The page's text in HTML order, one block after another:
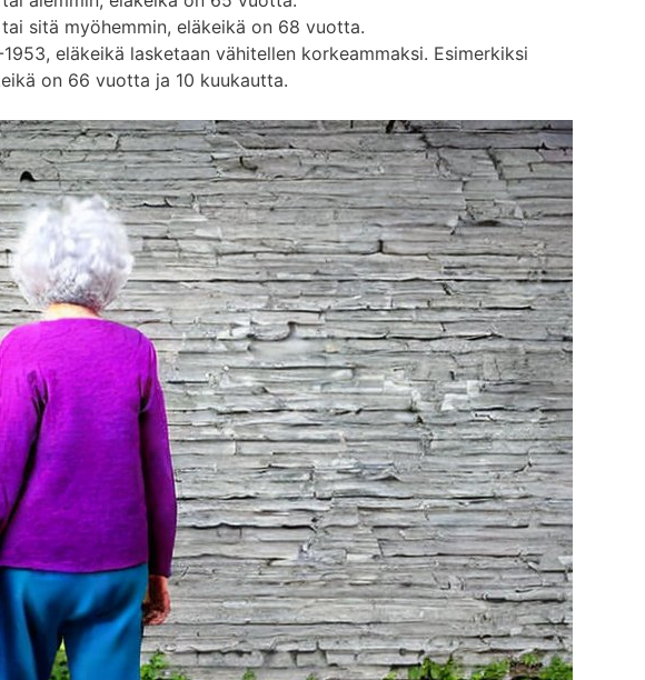
sitä myöhemmin, eläkeikä on 68 vuotta.
eläkeikä lasketaan vähitellen korkeammaksi. Esimerkiksi
on 66 vuotta ja 10 kuukautta.